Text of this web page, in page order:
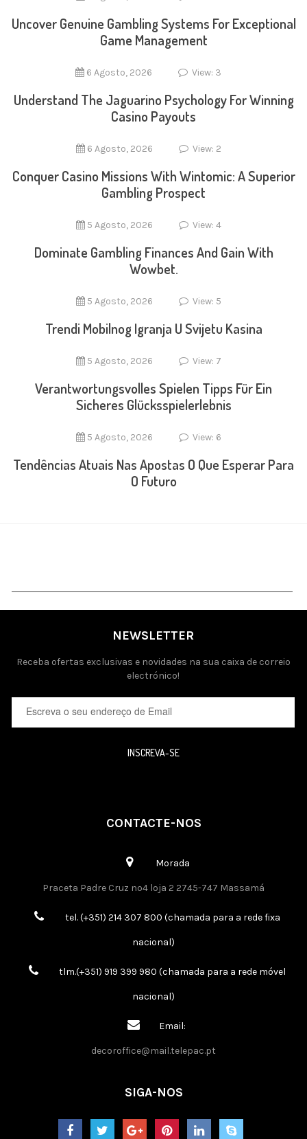
Uncover Genuine Gambling Systems For Exceptional
Game Management
6 Agosto, 2026 View: 3
Understand The Jaguarino Psychology For Winning
Casino Payouts
6 Agosto, 2026 View: 2
Conquer Casino Missions With Wintomic: A Superior
Gambling Prospect
5 Agosto, 2026 View: 4
Dominate Gambling Finances And Gain With
Wowbet.
5 Agosto, 2026 View: 5
Trendi Mobilnog Igranja U Svijetu Kasina
5 Agosto, 2026 View: 7
Verantwortungsvolles Spielen Tipps Für Ein
Sicheres Glücksspielerlebnis
5 Agosto, 2026 View: 6
Tendências Atuais Nas Apostas O Que Esperar Para
O Futuro
NEWSLETTER
Receba ofertas exclusivas e novidades na sua caixa de correio
electrónico!
INSCREVA-SE
CONTACTE-NOS
Morada
Praceta Padre Cruz nº4 loja 2 2745-747 Massamá
tel. (+351) 214 307 800 (chamada para a rede fixa
nacional)
tlm.(+351) 919 399 980 (chamada para a rede móvel
nacional)
Email:
decoroffice@mail.telepac.pt
SIGA-NOS